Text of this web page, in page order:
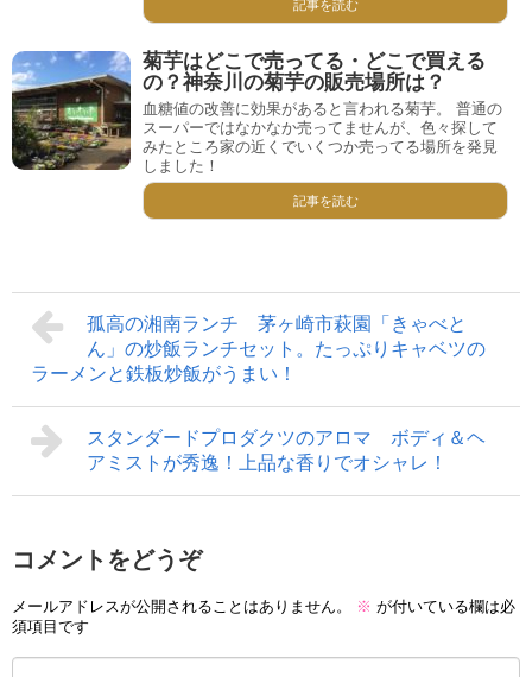
記事を読む
菊芋はどこで売ってる・どこで買える
の？神奈川の菊芋の販売場所は？
血糖値の改善に効果があると言われる菊芋。 普通の
スーパーではなかなか売ってませんが、色々探して
みたところ家の近くでいくつか売ってる場所を発見
しました！
記事を読む
孤高の湘南ランチ 茅ヶ崎市萩園「きゃべと
ん」の炒飯ランチセット。たっぷりキャベツの
ラーメンと鉄板炒飯がうまい！
スタンダードプロダクツのアロマ ボディ＆ヘ
アミストが秀逸！上品な香りでオシャレ！
コメントをどうぞ
メールアドレスが公開されることはありません。 ※ が付いている欄は必
須項目です